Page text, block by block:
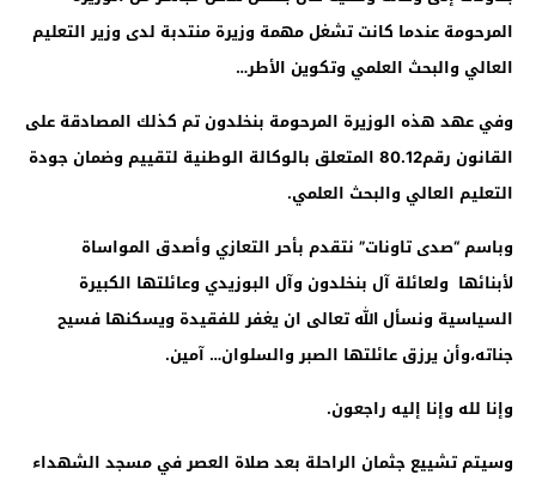
المرحومة عندما كانت تشغل مهمة وزيرة منتدبة لدى وزير التعليم
العالي والبحث العلمي وتكوين الأطر…
وفي عهد هذه الوزيرة المرحومة بنخلدون تم كذلك المصادقة على
القانون رقم80.12 المتعلق بالوكالة الوطنية لتقييم وضمان جودة
التعليم العالي والبحث العلمي.
وباسم “صدى تاونات” نتقدم بأحر التعازي وأصدق المواساة
لأبنائها ولعائلة آل بنخلدون وآل البوزيدي وعائلتها الكبيرة
السياسية ونسأل الله تعالى ان يغفر للفقيدة ويسكنها فسيح
جناته،وأن يرزق عائلتها الصبر والسلوان… آمين.
وإنا لله وإنا إليه راجعون.
وسيتم تشييع جثمان الراحلة بعد صلاة العصر في مسجد الشهداء